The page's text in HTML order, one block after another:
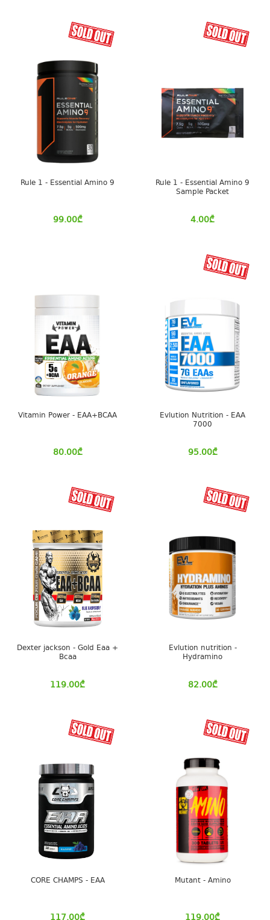
Rule 1 - Essential Amino 9
99.00₾
Rule 1 - Essential Amino 9
Sample Packet
4.00₾
Vitamin Power - EAA+BCAA
80.00₾
Evlution Nutrition - EAA
7000
95.00₾
Dexter jackson - Gold Eaa +
Bcaa
119.00₾
Evlution nutrition -
Hydramino
82.00₾
CORE CHAMPS - EAA Mutant - Amino